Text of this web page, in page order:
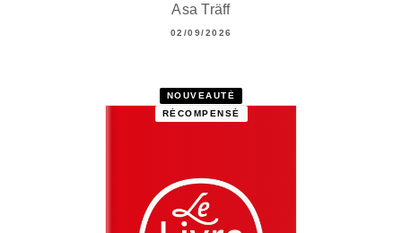
Asa Träff
02/09/2026
NOUVEAUTÉ
RÉCOMPENSÉ